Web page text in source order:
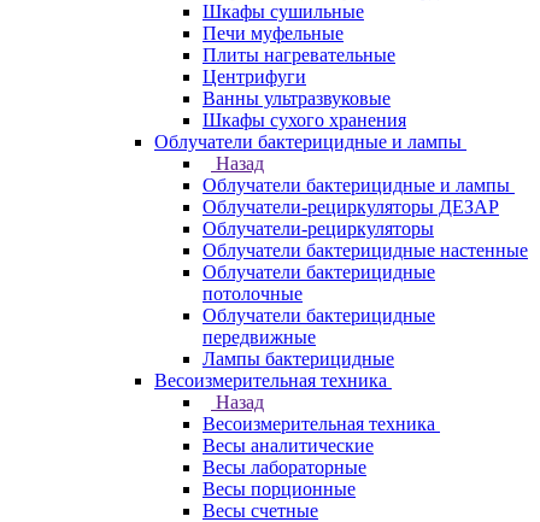
Шкафы сушильные
Печи муфельные
Плиты нагревательные
Центрифуги
Ванны ультразвуковые
Шкафы сухого хранения
Облучатели бактерицидные и лампы
Назад
Облучатели бактерицидные и лампы
Облучатели-рециркуляторы ДЕЗАР
Облучатели-рециркуляторы
Облучатели бактерицидные настенные
Облучатели бактерицидные
потолочные
Облучатели бактерицидные
передвижные
Лампы бактерицидные
Весоизмерительная техника
Назад
Весоизмерительная техника
Весы аналитические
Весы лабораторные
Весы порционные
Весы счетные